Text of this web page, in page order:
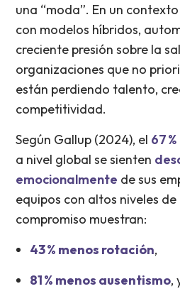
una “moda”. En un
con modelos híbridos,
creciente presión sobre la
organizaciones que no
están perdiendo talento,
competitividad.
Según Gallup (2024), el 67
a nivel global se sienten
emocionalmente de sus
equipos con altos niveles
compromiso muestran:
43 % menos rotación,
81 % menos ausentismo,